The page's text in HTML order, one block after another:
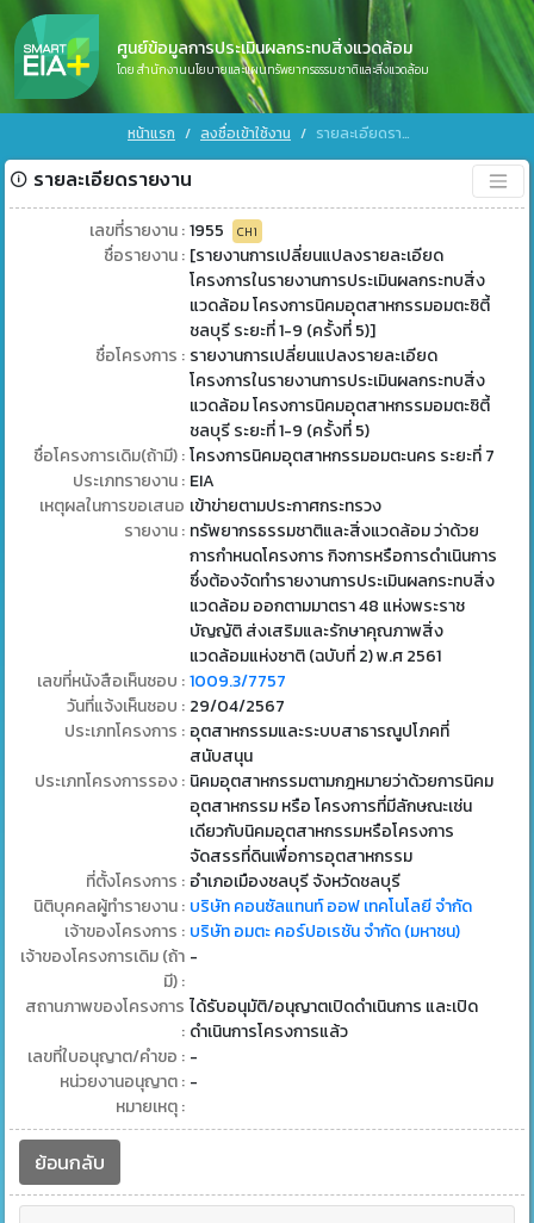
ศูนย์ข้อมูลการประเมินผลกระทบสิ่งแวดล้อม
โดย สำนักงานนโยบายและแผนทรัพยากรธรรมชาติและสิ่งแวดล้อม
หน้าแรก ลงชื่อเข้าใช้งาน รายละเอียดรายงาน
รายละเอียดรายงาน
เลขที่รายงาน : 1955 CH1
ชื่อรายงาน : [รายงานการเปลี่ยนแปลงรายละเอียด
โครงการในรายงานการประเมินผลกระทบสิ่ง
แวดล้อม โครงการนิคมอุตสาหกรรมอมตะซิตี้
ชลบุรี ระยะที่ 1-9 (ครั้งที่ 5)]
ชื่อโครงการ : รายงานการเปลี่ยนแปลงรายละเอียด
โครงการในรายงานการประเมินผลกระทบสิ่ง
แวดล้อม โครงการนิคมอุตสาหกรรมอมตะซิตี้
ชลบุรี ระยะที่ 1-9 (ครั้งที่ 5)
ชื่อโครงการเดิม(ถ้ามี) : โครงการนิคมอุตสาหกรรมอมตะนคร ระยะที่ 7
ประเภทรายงาน : EIA
เหตุผลในการขอเสนอ
รายงาน :
เข้าข่ายตามประกาศกระทรวง
ทรัพยากรธรรมชาติและสิ่งแวดล้อม ว่าด้วย
การกำหนดโครงการ กิจการหรือการดำเนินการ
ซึ่งต้องจัดทำรายงานการประเมินผลกระทบสิ่ง
แวดล้อม ออกตามมาตรา 48 แห่งพระราช
บัญญัติ ส่งเสริมและรักษาคุณภาพสิ่ง
แวดล้อมแห่งชาติ (ฉบับที่ 2) พ.ศ 2561
เลขที่หนังสือเห็นชอบ : 1009.3/7757
วันที่แจ้งเห็นชอบ : 29/04/2567
ประเภทโครงการ : อุตสาหกรรมและระบบสาธารณูปโภคที่
สนับสนุน
ประเภทโครงการรอง : นิคมอุตสาหกรรมตามกฎหมายว่าด้วยการนิคม
อุตสาหกรรม หรือ โครงการที่มีลักษณะเช่น
เดียวกับนิคมอุตสาหกรรมหรือโครงการ
จัดสรรที่ดินเพื่อการอุตสาหกรรม
ที่ตั้งโครงการ : อำเภอเมืองชลบุรี จังหวัดชลบุรี
นิติบุคคลผู้ทำรายงาน : บริษัท คอนซัลแทนท์ ออฟ เทคโนโลยี จำกัด
เจ้าของโครงการ : บริษัท อมตะ คอร์ปอเรชัน จำกัด (มหาชน)
เจ้าของโครงการเดิม (ถ้า
มี) :
-
สถานภาพของโครงการ
:
ได้รับอนุมัติ/อนุญาตเปิดดำเนินการ และเปิด
ดำเนินการโครงการแล้ว
เลขที่ใบอนุญาต/คำขอ : -
หน่วยงานอนุญาต : -
หมายเหตุ :
ย้อนกลับ